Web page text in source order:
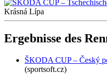
Krásná Lípa
Ergebnisse des
ŠKODA CUP – Český
(sportsoft.cz)